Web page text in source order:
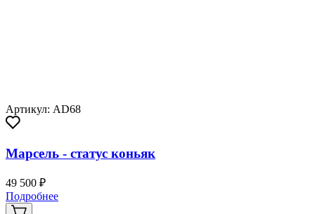
Артикул: AD68
Марсель - статус коньяк
49 500 ₽
Подробнее